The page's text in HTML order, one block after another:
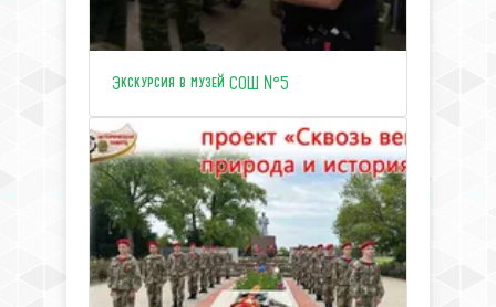
Экскурсия в музей СОШ №5